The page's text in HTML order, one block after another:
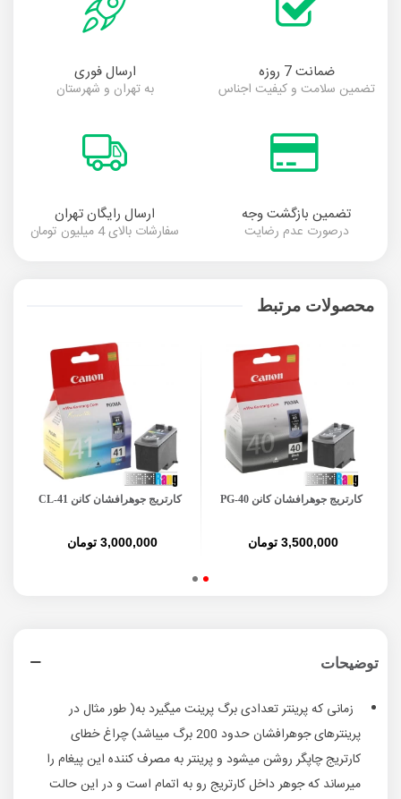
ضمانت 7 روزه
تضمین سلامت و کیفیت اجناس
ارسال فوری
به تهران و شهرستان
تضمین بازگشت وجه
درصورت عدم رضایت
ارسال رایگان تهران
سفارشات بالای 4 میلیون تومان
محصولات مرتبط
کارتریج جوهرافشان کانن PG-40
3,500,000 تومان
کارتریج جوهرافشان کانن CL-41
3,000,000 تومان
توضیحات
زمانی که پرینتر تعدادی برگ پرینت میگیرد به( طور مثال در
پرینترهای جوهرافشان حدود 200 برگ میباشد) چراغ خطای
کارتریج چاپگر روشن میشود و پرینتر به مصرف کننده این پیغام را
میرساند که جوهر داخل کارتریج رو به اتمام است و در این حالت